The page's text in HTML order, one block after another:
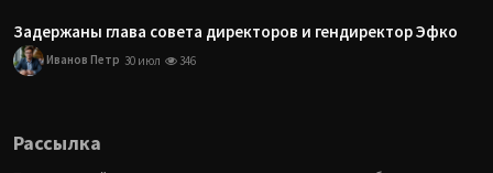
Задержаны глава совета директоров и гендиректор Эфко
Иванов Петр 30 июл 346
Рассылка